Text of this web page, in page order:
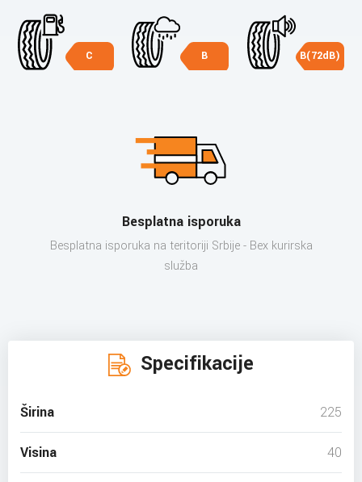
C B B(72dB)
Besplatna isporuka
Besplatna isporuka na teritoriji Srbije - Bex kurirska
služba
Specifikacije
Širina 225
Visina 40